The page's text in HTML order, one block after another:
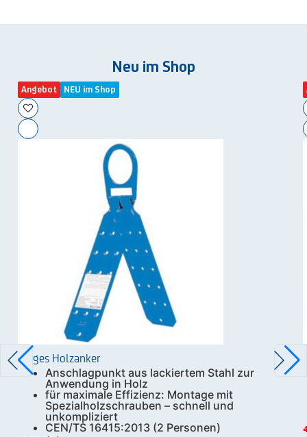
Neu im Shop
Angebot NEU im Shop
Zarges Holzanker
Anschlagpunkt aus lackiertem Stahl zur
Anwendung in Holz
für maximale Effizienz: Montage mit
Spezialholzschrauben – schnell und
unkompliziert
CEN/TS 16415:2013 (2 Personen)